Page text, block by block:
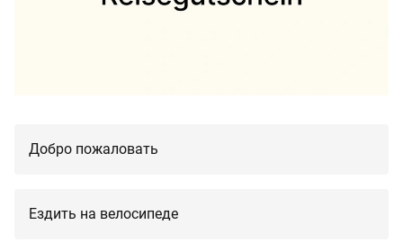
Добро пожаловать
Ездить на велосипеде